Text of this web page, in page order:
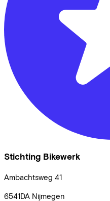
Stichting Bikewerk
Ambachtsweg 41
6541DA Nijmegen